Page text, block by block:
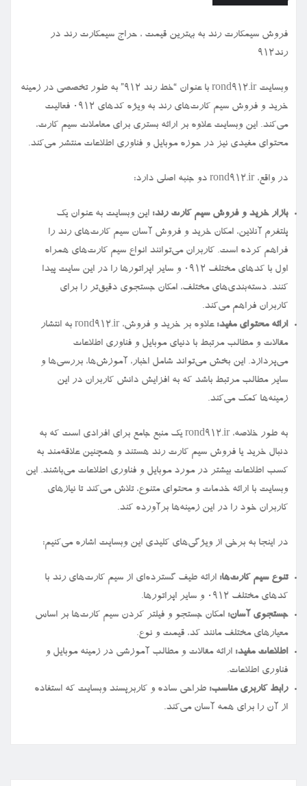
فروش سیمكارت رند به بهترین قیمت ، حراج سیمكارت رند در
رند912
وبسایت rond912.ir با عنوان “خط رند ۹۱۲” به طور تخصصی در زمینه
خرید و فروش سیم کارت‌های رند به ویژه کدهای ۰۹۱۲ فعالیت
می‌کند. این وبسایت علاوه بر ارائه بستری برای معاملات سیم کارت،
محتوای مفیدی نیز در حوزه موبایل و فناوری اطلاعات منتشر می‌کند.
در واقع، rond912.ir دو جنبه اصلی دارد:
بازار خرید و فروش سیم کارت رند: این وبسایت به عنوان یک
پلتفرم آنلاین، امکان خرید و فروش آسان سیم کارت‌های رند را
فراهم کرده است. کاربران می‌توانند انواع سیم کارت‌های همراه
اول با کدهای مختلف ۰۹۱۲ و سایر اپراتورها را در این سایت پیدا
کنند. دسته‌بندی‌های مختلف، امکان جستجوی دقیق‌تر را برای
کاربران فراهم می‌کند.
ارائه محتوای مفید:
علاوه بر خرید و فروش، rond912.ir به انتشار
مقالات و مطالب مرتبط با دنیای موبایل و فناوری اطلاعات
می‌پردازد. این بخش می‌تواند شامل اخبار، آموزش‌ها، بررسی‌ها و
سایر مطالب مرتبط باشد که به افزایش دانش کاربران در این
زمینه‌ها کمک می‌کند.
به طور خلاصه، rond912.ir یک منبع جامع برای افرادی است که به
دنبال خرید یا فروش سیم کارت رند هستند و همچنین علاقه‌مند به
کسب اطلاعات بیشتر در مورد موبایل و فناوری اطلاعات می‌باشند. این
وبسایت با ارائه خدمات و محتوای متنوع، تلاش می‌کند تا نیازهای
کاربران خود را در این زمینه‌ها برآورده کند.
در اینجا به برخی از ویژگی‌های کلیدی این وبسایت اشاره می‌کنیم:
تنوع سیم کارت‌ها: ارائه طیف گسترده‌ای از سیم کارت‌های رند با
کدهای مختلف ۰۹۱۲ و سایر اپراتورها.
جستجوی آسان: امکان جستجو و فیلتر کردن سیم کارت‌ها بر اساس
معیارهای مختلف مانند کد، قیمت و نوع.
اطلاعات مفید: ارائه مقالات و مطالب آموزشی در زمینه موبایل و
فناوری اطلاعات.
رابط کاربری مناسب: طراحی ساده و کاربرپسند وبسایت که استفاده
از آن را برای همه آسان می‌کند.